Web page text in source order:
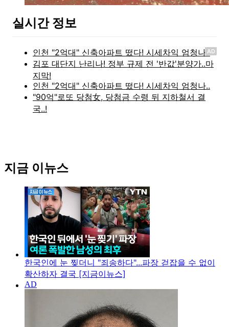
실시간 정보
AD
지금 이뉴스
한국인에 눈 찢더니 "죄송하다"...파장 걷잡을 수 없이
확산하자 결국 [지금이뉴스]